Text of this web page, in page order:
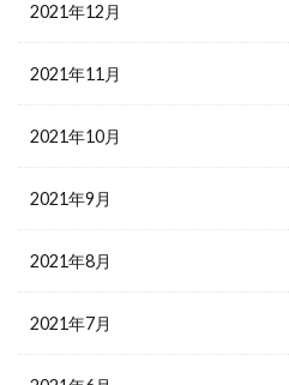
2021年12月
2021年11月
2021年10月
2021年9月
2021年8月
2021年7月